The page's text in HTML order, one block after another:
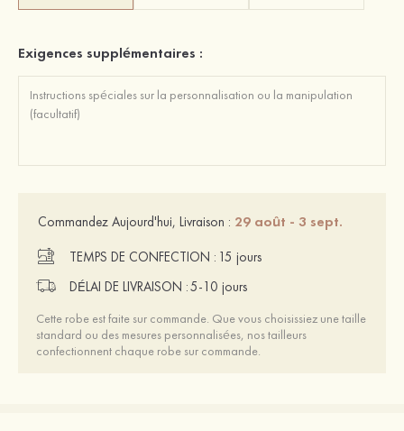
Exigences supplémentaires :
Commandez Aujourd'hui, Livraison : 29 août - 3 sept.
TEMPS DE CONFECTION : 15 jours
DÉLAI DE LIVRAISON :5-10 jours
Cette robe est faite sur commande. Que vous choisissiez une taille
standard ou des mesures personnalisées, nos tailleurs
confectionnent chaque robe sur commande.